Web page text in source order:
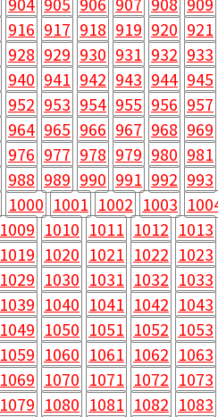
916 917 918 919 920 921
928 929 930 931 932 933
940 941 942 943 944 945
952 953 954 955 956 957
964 965 966 967 968 969
976 977 978 979 980 981
988 989 990 991 992 993
1000 1001 1002 1003
1009 1010 1011 1012 1013
1019 1020 1021 1022 1023
1029 1030 1031 1032 1033
1039 1040 1041 1042 1043
1049 1050 1051 1052 1053
1059 1060 1061 1062 1063
1069 1070 1071 1072 1073
1079 1080 1081 1082 1083